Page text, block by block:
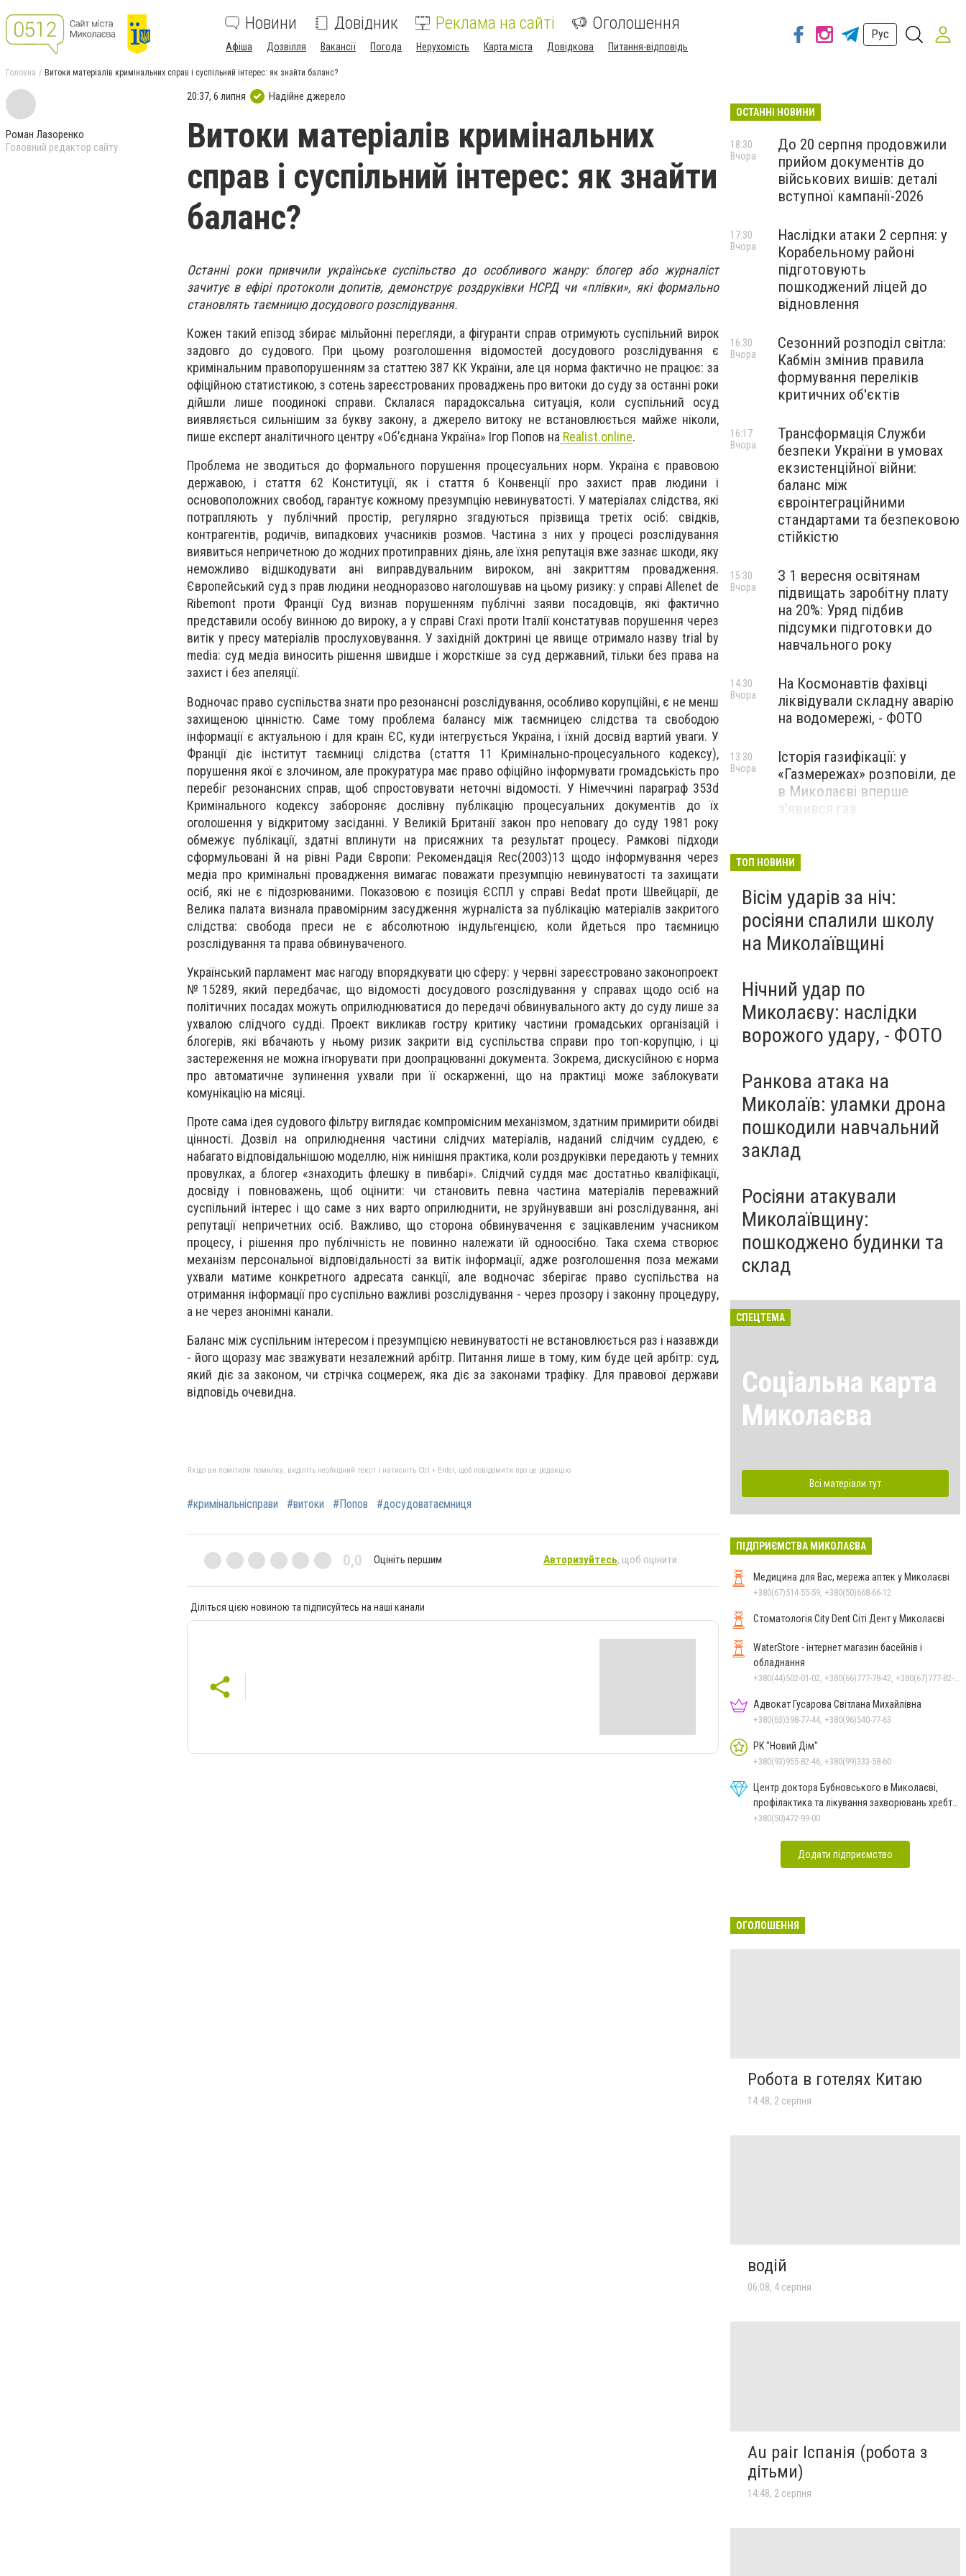
Новини Довідник Реклама на сайті Оголошення
Афіша Дозвілля Вакансії Погода Нерухомість Карта міста Довідкова Питання-відповідь
Рус
Головна Витоки матеріалів кримінальних справ і суспільний інтерес: як знайти баланс?
Роман Лазоренко
Головний редактор сайту
20:37, 6 липня Надійне джерело
Витоки матеріалів кримінальних
справ і суспільний інтерес: як знайти
баланс?
Останні роки привчили українське суспільство до особливого жанру: блогер або журналіст
зачитує в ефірі протоколи допитів, демонструє роздруківки НСРД чи «плівки», які формально
становлять таємницю досудового розслідування.
Кожен такий епізод збирає мільйонні перегляди, а фігуранти справ отримують суспільний вирок
задовго до судового. При цьому розголошення відомостей досудового розслідування є
кримінальним правопорушенням за статтею 387 КК України, але ця норма фактично не працює: за
офіційною статистикою, з сотень зареєстрованих проваджень про витоки до суду за останні роки
дійшли лише поодинокі справи. Склалася парадоксальна ситуація, коли суспільний осуд
виявляється сильнішим за букву закону, а джерело витоку не встановлюється майже ніколи,
пише експерт аналітичного центру «Об’єднана Україна» Ігор Попов на Realist.online.
Проблема не зводиться до формального порушення процесуальних норм. Україна є правовою
державою, і стаття 62 Конституції, як і стаття 6 Конвенції про захист прав людини і
основоположних свобод, гарантує кожному презумпцію невинуватості. У матеріалах слідства, які
потрапляють у публічний простір, регулярно згадуються прізвища третіх осіб: свідків,
контрагентів, родичів, випадкових учасників розмов. Частина з них у процесі розслідування
виявиться непричетною до жодних протиправних діянь, але їхня репутація вже зазнає шкоди, яку
неможливо відшкодувати ані виправдувальним вироком, ані закриттям провадження.
Європейський суд з прав людини неодноразово наголошував на цьому ризику: у справі Allenet de
Ribemont проти Франції Суд визнав порушенням публічні заяви посадовців, які фактично
представили особу винною до вироку, а у справі Craxi проти Італії констатував порушення через
витік у пресу матеріалів прослуховування. У західній доктрині це явище отримало назву trial by
media: суд медіа виносить рішення швидше і жорсткіше за суд державний, тільки без права на
захист і без апеляції.
Водночас право суспільства знати про резонансні розслідування, особливо корупційні, є не менш
захищеною цінністю. Саме тому проблема балансу між таємницею слідства та свободою
інформації є актуальною і для країн ЄС, куди інтегрується Україна, і їхній досвід вартий уваги. У
Франції діє інститут таємниці слідства (стаття 11 Кримінально-процесуального кодексу),
порушення якої є злочином, але прокуратура має право офіційно інформувати громадськість про
перебіг резонансних справ, щоб спростовувати неточні відомості. У Німеччині параграф 353d
Кримінального кодексу забороняє дослівну публікацію процесуальних документів до їх
оголошення у відкритому засіданні. У Великій Британії закон про неповагу до суду 1981 року
обмежує публікації, здатні вплинути на присяжних та результат процесу. Рамкові підходи
сформульовані й на рівні Ради Європи: Рекомендація Rec(2003)13 щодо інформування через
медіа про кримінальні провадження вимагає поважати презумпцію невинуватості та захищати
осіб, які не є підозрюваними. Показовою є позиція ЄСПЛ у справі Bedat проти Швейцарії, де
Велика палата визнала правомірним засудження журналіста за публікацію матеріалів закритого
слідства: свобода преси не є абсолютною індульгенцією, коли йдеться про таємницю
розслідування та права обвинуваченого.
Український парламент має нагоду впорядкувати цю сферу: у червні зареєстровано законопроект
№15289, який передбачає, що відомості досудового розслідування у справах щодо осіб на
політичних посадах можуть оприлюднюватися до передачі обвинувального акту до суду лише за
ухвалою слідчого судді. Проект викликав гостру критику частини громадських організацій і
блогерів, які вбачають у ньому ризик закрити від суспільства справи про топ-корупцію, і ці
застереження не можна ігнорувати при доопрацюванні документа. Зокрема, дискусійною є норма
про автоматичне зупинення ухвали при її оскарженні, що на практиці може заблокувати
комунікацію на місяці.
Проте сама ідея судового фільтру виглядає компромісним механізмом, здатним примирити обидві
цінності. Дозвіл на оприлюднення частини слідчих матеріалів, наданий слідчим суддею, є
набагато відповідальнішою моделлю, ніж нинішня практика, коли роздруківки передають у темних
провулках, а блогер «знаходить флешку в пивбарі». Слідчий суддя має достатньо кваліфікації,
досвіду і повноважень, щоб оцінити: чи становить певна частина матеріалів переважний
суспільний інтерес і що саме з них варто оприлюднити, не зруйнувавши ані розслідування, ані
репутації непричетних осіб. Важливо, що сторона обвинувачення є зацікавленим учасником
процесу, і рішення про публічність не повинно належати їй одноосібно. Така схема створює
механізм персональної відповідальності за витік інформації, адже розголошення поза межами
ухвали матиме конкретного адресата санкції, але водночас зберігає право суспільства на
отримання інформації про суспільно важливі розслідування - через прозору і законну процедуру,
а не через анонімні канали.
Баланс між суспільним інтересом і презумпцією невинуватості не встановлюється раз і назавжди
- його щоразу має зважувати незалежний арбітр. Питання лише в тому, ким буде цей арбітр: суд,
який діє за законом, чи стрічка соцмереж, яка діє за законами трафіку. Для правової держави
відповідь очевидна.
Якщо ви помітили помилку, виділіть необхідний текст і натисніть Ctrl + Enter, щоб повідомити про це редакцію
#кримінальнісправи #витоки #Попов #досудоватаємниця
0,0 Оцініть першим Авторизуйтесь, щоб оцінити
Діліться цією новиною та підписуйтесь на наші канали
ОСТАННІ НОВИНИ
До 20 серпня продовжили
прийом документів до
військових вишів: деталі
вступної кампанії-2026
18:30
Вчора
Наслідки атаки 2 серпня: у
Корабельному районі
підготовують
пошкоджений ліцей до
відновлення
17:30
Вчора
Сезонний розподіл світла:
Кабмін змінив правила
формування переліків
критичних об'єктів
16:30
Вчора
Трансформація Служби
безпеки України в умовах
екзистенційної війни:
баланс між
євроінтеграційними
стандартами та безпековою
стійкістю
16:17
Вчора
З 1 вересня освітянам
підвищать заробітну плату
на 20%: Уряд підбив
підсумки підготовки до
навчального року
15:30
Вчора
На Космонавтів фахівці
ліквідували складну аварію
на водомережі, - ФОТО
14:30
Вчора
Історія газифікації: у
«Газмережах» розповіли, де
в Миколаєві вперше
з'явився газ
13:30
Вчора
Миколаєві 2026: шукаємо
перезавантаження
ПАРТНЕРСЬКИЙ СПЕЦПРОЄКТ
Вчора
ТОП НОВИНИ
Вісім ударів за ніч:
росіяни спалили школу
на Миколаївщині
Нічний удар по
Миколаєву: наслідки
ворожого удару, - ФОТО
Ранкова атака на
Миколаїв: уламки дрона
пошкодили навчальний
заклад
Росіяни атакували
Миколаївщину:
пошкоджено будинки та
склад
СПЕЦТЕМА
Соціальна карта
Миколаєва
Всі матеріали тут
ПІДПРИЄМСТВА МИКОЛАЄВА
Медицина для Вас, мережа аптек у Миколаєві
+380(67)514-55-59, +380(50)668-66-12
Стоматологія City Dent Сіті Дент у Миколаєві
WaterStore - інтернет магазин басейнів і
обладнання
Адвокат Гусарова Світлана Михайлівна
+380(63)398-77-44, +380(96)540-77-63
РК "Новий Дім"
+380(93)955-82-46, +380(99)333-58-60
Центр доктора Бубновського в Миколаєві,
профілактика та лікування захворювань хребта
і суглобів
+380(50)472-99-00
Додати підприємство
ОГОЛОШЕННЯ
Робота в готелях Китаю
14:48, 2 серпня
водій
06:08, 4 серпня
Au pair Іспанія (робота з
дітьми)
14:48, 2 серпня